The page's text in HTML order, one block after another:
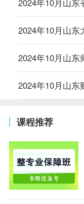
2024年10月山东
2024年10月山
2024年10月山
课程推荐